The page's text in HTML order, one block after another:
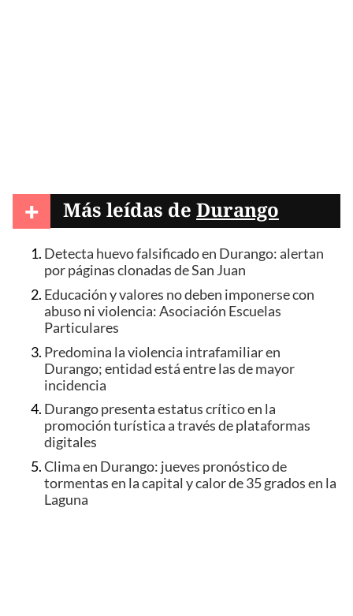
+ Más leídas de Durango
Detecta huevo falsificado en Durango: alertan
por páginas clonadas de San Juan
Educación y valores no deben imponerse con
abuso ni violencia: Asociación Escuelas
Particulares
Predomina la violencia intrafamiliar en
Durango; entidad está entre las de mayor
incidencia
Durango presenta estatus crítico en la
promoción turística a través de plataformas
digitales
Clima en Durango: jueves pronóstico de
tormentas en la capital y calor de 35 grados en la
Laguna